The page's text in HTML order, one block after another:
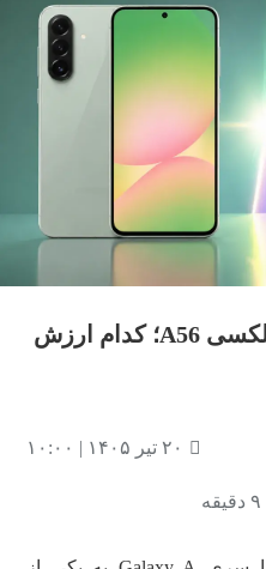
مقایسه گلکسی A57 با گلکسی A56؛ کدام ارزش
۲۰ تیر ۱۴۰۵ | ۱۰:۰۰